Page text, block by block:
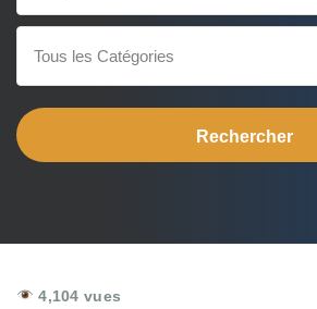
Tous les Catégories
4,104 vues